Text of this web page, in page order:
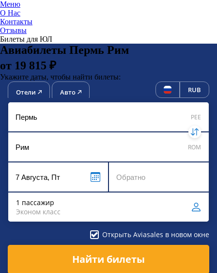
Меню
О Нас
Контакты
Отзывы
Билеты для ЮЛ
Авиабилеты Пермь Рим
от 19 815 ₽
Укажите даты, чтобы найти билеты:
Отели Авто RUB
PEE
ROM
1 пассажир
Эконом класс
Открыть Aviasales в новом окне
Найти билеты